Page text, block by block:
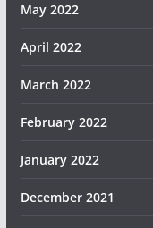
May 2022
April 2022
March 2022
February 2022
January 2022
December 2021